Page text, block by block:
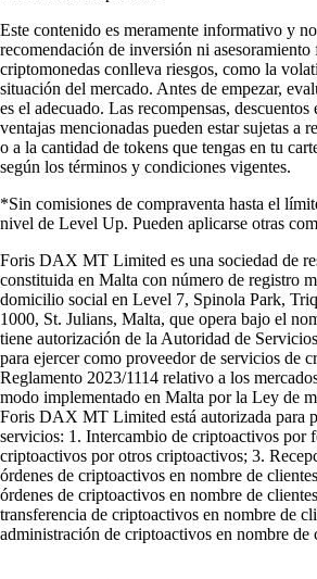
Este contenido es meramente informativo y
recomendación de inversión ni
criptomonedas conlleva riesgos, como la
situación del mercado. Antes de empezar,
es el adecuado. Las recompensas,
ventajas mencionadas pueden estar sujetas a
o a la cantidad de tokens que tengas en tu
según los términos y condiciones vigentes.
*Sin comisiones de compraventa hasta el
nivel de Level Up. Pueden aplicarse otras
Foris DAX MT Limited es una sociedad de
constituida en Malta con número de registro
domicilio social en Level 7, Spinola Park,
1000, St. Julians, Malta, que opera bajo el
tiene autorización de la Autoridad de
para ejercer como proveedor de servicios de
Reglamento 2023/1114 relativo a los
modo implementado en Malta por la Ley de
Foris DAX MT Limited está autorizada para
servicios: 1. Intercambio de criptoactivos por
criptoactivos por otros criptoactivos; 3.
órdenes de criptoactivos en nombre de
órdenes de criptoactivos en nombre de
transferencia de criptoactivos en nombre de
administración de criptoactivos en nombre de